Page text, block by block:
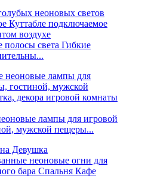
света Гибкие
лампы для игровой
мужской пещеры...